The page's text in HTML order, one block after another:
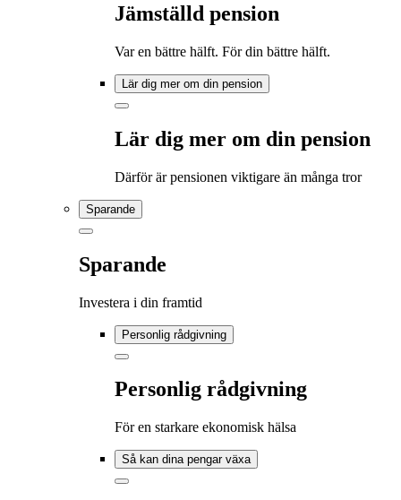
Jämställd pension
Var en bättre hälft. För din bättre hälft.
Lär dig mer om din pension
Lär dig mer om din pension
Därför är pensionen viktigare än många tror
Sparande
Sparande
Investera i din framtid
Personlig rådgivning
Personlig rådgivning
För en starkare ekonomisk hälsa
Så kan dina pengar växa